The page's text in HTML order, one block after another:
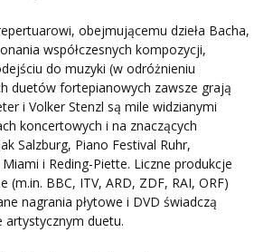
obejmującemu dzieła Bacha,
współczesnych kompozycji,
do muzyki (w odróżnieniu
duetów fortepianowych zawsze grają
i Volker Stenzl są mile widzianymi
koncertowych i na znaczących
Salzburg, Piano Festival Ruhr,
i Reding-Piette. Liczne produkcje
(m.in. BBC, ITV, ARD, ZDF, RAI, ORF)
nagrania płytowe i DVD świadczą
artystycznym duetu.